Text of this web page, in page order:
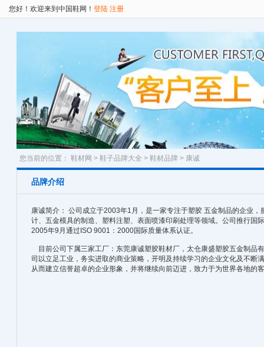
您好！欢迎来到中国鞋网！ 登陆 注册
您当前的位置： 鞋材网 > 鞋子品牌大全 > 鞋材品牌 > 康诚
品牌介绍
康诚简介： 公司成立于2003年1月，是一家专注于塑胶 五金制品的企业
计、五金模具的制造、塑料注塑、表面喷漆印刷处理等领域。公司推行国
2005年9月通过ISO 9001：2000国际质量体系认证。
目前公司下属三家工厂：东莞康诚塑胶鞋材厂，太仓康盛塑胶五金制品
司以立足工业，务实进取的商业策略，开明及持续学习的企业文化及不断
从而建立信誉超卓的企业形象，并将继续向前迈进，致力于为世界各地的